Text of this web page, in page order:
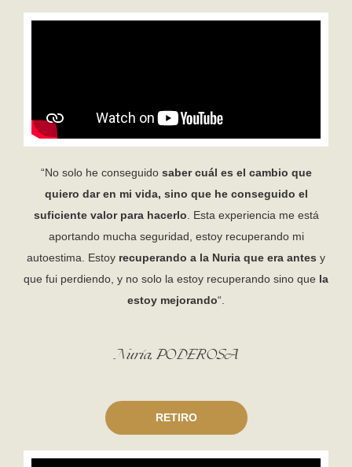
“No solo he conseguido saber cuál es el cambio que
quiero dar en mi vida, sino que he conseguido el
suficiente valor para hacerlo. Esta experiencia me está
aportando mucha seguridad, estoy recuperando mi
autoestima. Estoy recuperando a la Nuria que era antes y
que fui perdiendo, y no solo la estoy recuperando sino que la
estoy mejorando“.
Nuria, PODEROSA
RETIRO